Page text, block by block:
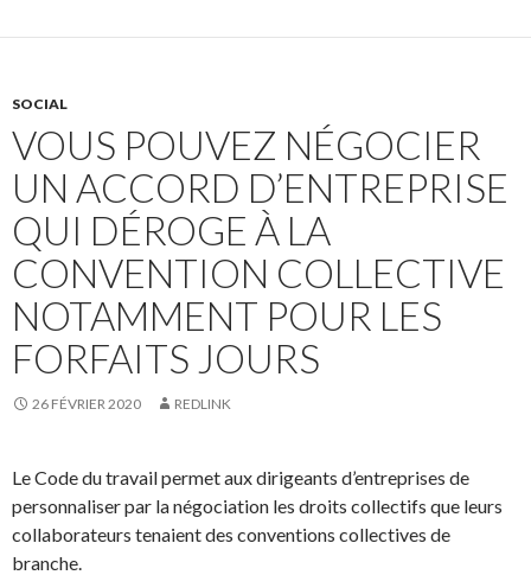
SOCIAL
VOUS POUVEZ NÉGOCIER
UN ACCORD D’ENTREPRISE
QUI DÉROGE À LA
CONVENTION COLLECTIVE
NOTAMMENT POUR LES
FORFAITS JOURS
26 FÉVRIER 2020 REDLINK
Le Code du travail permet aux dirigeants d’entreprises de
personnaliser par la négociation les droits collectifs que leurs
collaborateurs tenaient des conventions collectives de
branche.